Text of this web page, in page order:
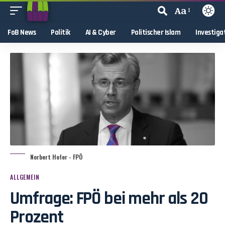
Aa
FoB News Politik AI & Cyber Politischer Islam
Norbert Hofer - FPÖ
ALLGEMEIN
Umfrage: FPÖ bei mehr als 20
Prozent